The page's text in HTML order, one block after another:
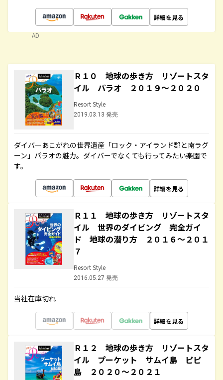
詳細を見る
AD
Ｒ１０ 地球の歩き方 リゾートスタ
イル パラオ ２０１９～２０２０
Resort Style
2019.03.13 発売
ダイバーあこがれの世界遺産「ロック・アイランド郡と南ラグ
ーン」パラオの魅力。ダイバーでなくても行ってみたい楽園で
す。
詳細を見る
Ｒ１１ 地球の歩き方 リゾートスタ
イル 世界のダイビング 完全ガイ
ド 地球の潜り方 ２０１６～２０１
７
Resort Style
2016.05.27 発売
当社在庫切れ
詳細を見る
Ｒ１２ 地球の歩き方 リゾートスタ
イル プーケット サムイ島 ピピ
島 ２０２０～２０２１